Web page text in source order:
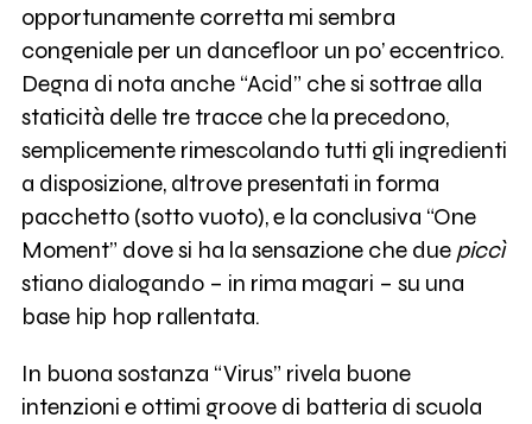
opportunamente corretta mi sembra
congeniale per un dancefloor un po’ eccentrico.
Degna di nota anche “Acid” che si sottrae alla
staticità delle tre tracce che la precedono,
semplicemente rimescolando tutti gli ingredienti
a disposizione, altrove presentati in forma
pacchetto (sotto vuoto), e la conclusiva “One
Moment” dove si ha la sensazione che due piccì
stiano dialogando – in rima magari – su una
base hip hop rallentata.
In buona sostanza “Virus” rivela buone
intenzioni e ottimi groove di batteria di scuola